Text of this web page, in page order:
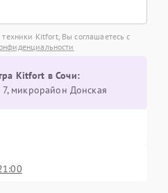
Kitfort, Вы соглашаетесь с
Kitfort в Сочи:
7, микрорайон Донская